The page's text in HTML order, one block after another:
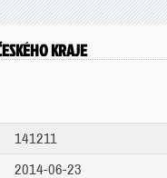
KRAJE
141211
2014-06-23